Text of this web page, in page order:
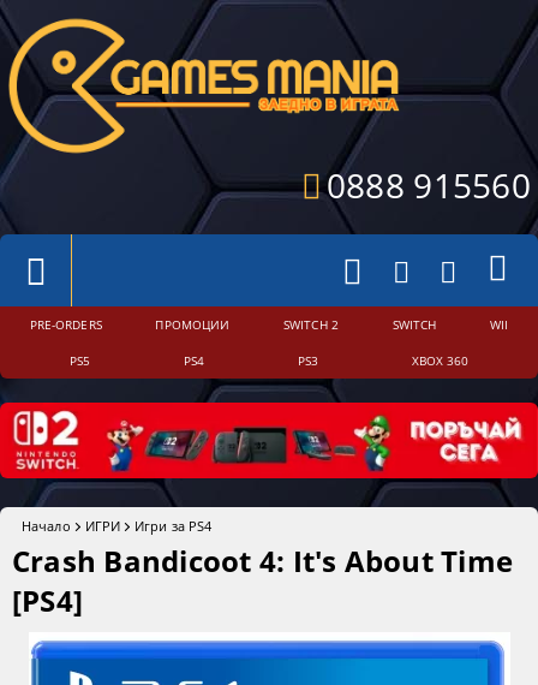
0888 915560
PRE-ORDERS ПРОМОЦИИ SWITCH 2 SWITCH WII
PS5 PS4 PS3 XBOX 360
Начало ИГРИ Игри за PS4
Crash Bandicoot 4: It's About Time
[PS4]